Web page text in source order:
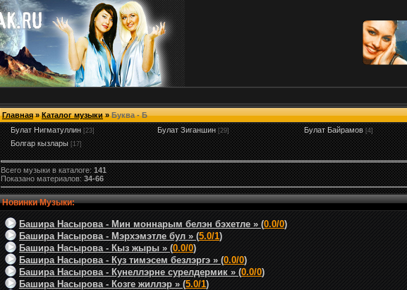
Главная»Каталог музыки»Буква - Б
Булат Нигматуллин [23] Булат Зиганшин [29] Булат Байрамов [4]
Болгар кызлары [17]
Всего музыки в каталоге:141
Показано материалов:34-66
Новинки Музыки:
Башира Насырова - Мин моннарым белэн бэхетле » (0.0/0)
Башира Насырова - Мэрхэмэтле бул » (5.0/1)
Башира Насырова - Кыз жыры » (0.0/0)
Башира Насырова - Куз тимэсем безлэргэ » (0.0/0)
Башира Насырова - Кунеллэрне сурелдермик » (0.0/0)
Башира Насырова - Козге жиллэр » (5.0/1)